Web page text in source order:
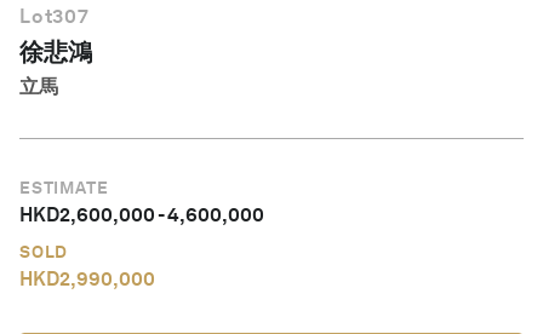
Lot307
徐悲鴻
立馬
ESTIMATE
HKD2,600,000-4,600,000
SOLD
HKD2,990,000